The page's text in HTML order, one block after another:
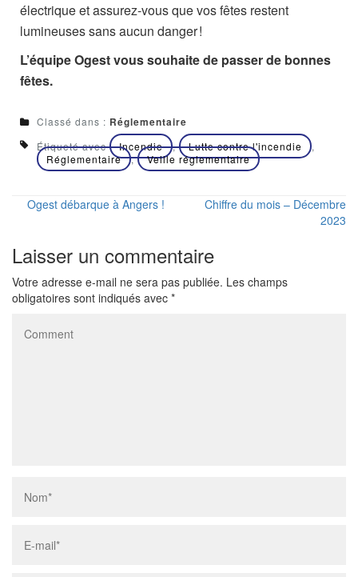
électrique et assurez-vous que vos fêtes restent
lumineuses sans aucun danger !
L’équipe Ogest vous souhaite de passer de bonnes
fêtes.
Classé dans : Réglementaire
Étiqueté avec Incendie , Lutte contre l'incendie
,
Réglementaire
, Veille réglementaire
Ogest débarque à Angers !
Chiffre du mois – Décembre
2023
Laisser un commentaire
Votre adresse e-mail ne sera pas publiée. Les champs
obligatoires sont indiqués avec *